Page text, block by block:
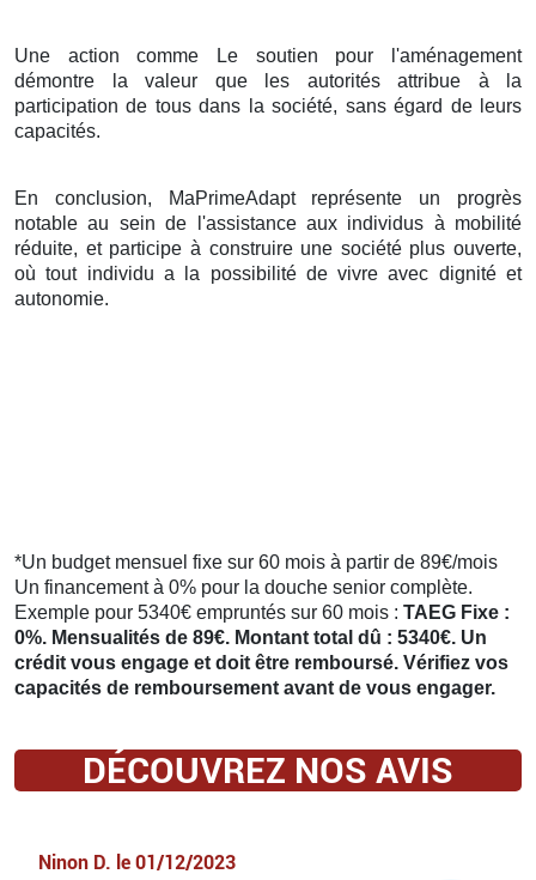
Une action comme Le soutien pour l'aménagement
démontre la valeur que les autorités attribue à la
participation de tous dans la société, sans égard de leurs
capacités.
En conclusion, MaPrimeAdapt représente un progrès
notable au sein de l'assistance aux individus à mobilité
réduite, et participe à construire une société plus ouverte,
où tout individu a la possibilité de vivre avec dignité et
autonomie.
*Un budget mensuel fixe sur 60 mois à partir de 89€/mois
Un financement à 0% pour la douche senior complète.
Exemple pour 5340€ empruntés sur 60 mois : TAEG Fixe :
0%. Mensualités de 89€. Montant total dû : 5340€. Un
crédit vous engage et doit être remboursé. Vérifiez vos
capacités de remboursement avant de vous engager.
DÉCOUVREZ NOS AVIS
Ninon D. le 01/12/2023